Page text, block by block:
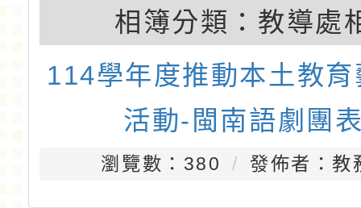
相簿分類： 教導處
114學年度推動本土教
活動-閩南語劇團
瀏覽數：380 發佈者：教